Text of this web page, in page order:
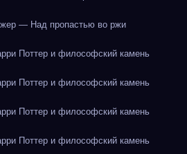
— Над пропастью во ржи
Поттер и философский камень
Поттер и философский камень
Поттер и философский камень
Поттер и философский камень